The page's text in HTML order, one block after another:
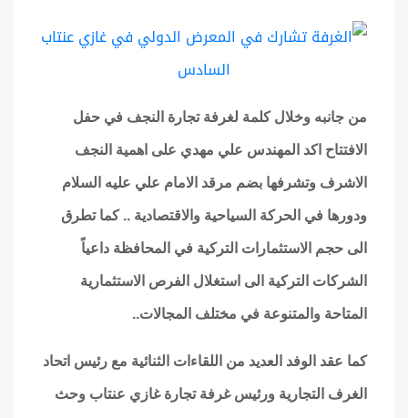
من جانبه وخلال كلمة لغرفة تجارة النجف في حفل
الافتتاح اكد المهندس علي مهدي على اهمية النجف
الاشرف وتشرفها بضم مرقد الامام علي عليه السلام
ودورها في الحركة السياحية والاقتصادية .. كما تطرق
الى حجم الاستثمارات التركية في المحافظة داعياً
الشركات التركية الى استغلال الفرص الاستثمارية
المتاحة والمتنوعة في مختلف المجالات..
كما عقد الوفد العديد من اللقاءات الثنائية مع رئيس اتحاد
الغرف التجارية ورئيس غرفة تجارة غازي عنتاب وحث